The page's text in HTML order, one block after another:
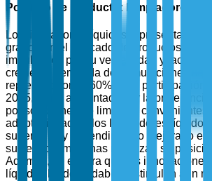
Por Tipo de Producto: Limpiadores
Los limpiadores líquidos representan el
grande en el mercado de productos de
impulsados por su versatilidad y facilidad
creciente demanda de formulaciones
representaron el 60% de la participación
2025, se ve alimentada por la
por soluciones de limpieza convenientes
adaptabilidad de los limpiadores líquidos
superficies y su rendimiento mejorado en
suciedad y manchas refuerzan su
Además, se espera que las innovaciones
líquidas biodegradables estimulen aún